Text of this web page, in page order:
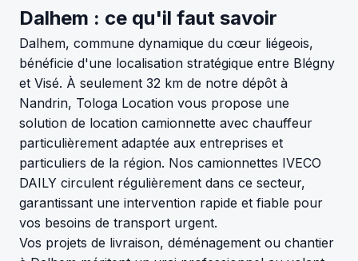
Dalhem : ce qu'il faut savoir
Dalhem, commune dynamique du cœur liégeois,
bénéficie d'une localisation stratégique entre Blégny
et Visé. À seulement 32 km de notre dépôt à
Nandrin, Tologa Location vous propose une
solution de location camionnette avec chauffeur
particulièrement adaptée aux entreprises et
particuliers de la région. Nos camionnettes IVECO
DAILY circulent régulièrement dans ce secteur,
garantissant une intervention rapide et fiable pour
vos besoins de transport urgent.
Vos projets de livraison, déménagement ou chantier